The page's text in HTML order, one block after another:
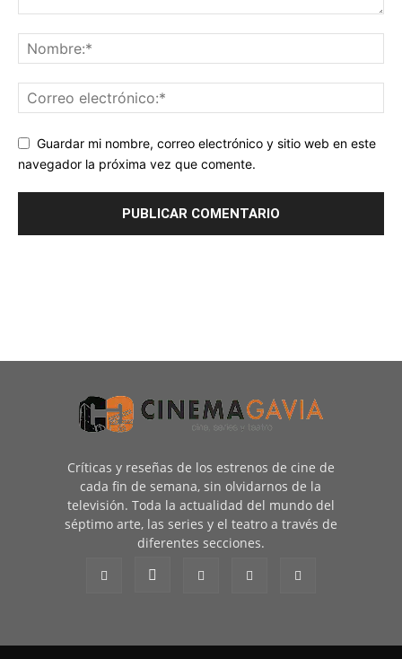
Guardar mi nombre, correo electrónico y sitio web en este
navegador la próxima vez que comente.
Críticas y reseñas de los estrenos de cine de
cada fin de semana, sin olvidarnos de la
televisión. Toda la actualidad del mundo del
séptimo arte, las series y el teatro a través de
diferentes secciones.